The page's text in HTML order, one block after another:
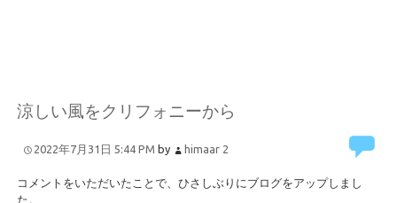
涼しい風をクリフォニーから
2022年7月31日 5:44 PM by himaar 2
コメントをいただいたことで、ひさしぶりにブログをアップしまし
た。